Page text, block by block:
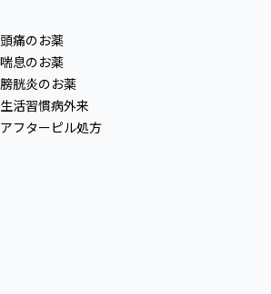
頭痛のお薬
喘息のお薬
膀胱炎のお薬
生活習慣病外来
アフターピル処方